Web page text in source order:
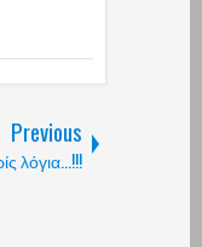
Previous
λόγια...!!!